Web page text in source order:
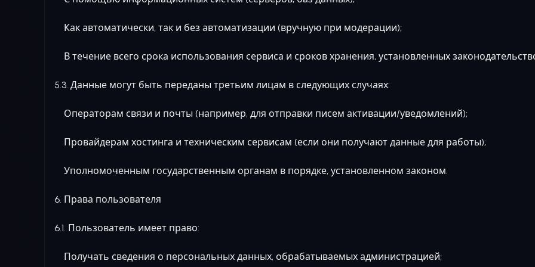
Как автоматически, так и без автоматизации (вручную при модерации);
В течение всего срока использования сервиса и сроков хранения, установленных
5.3. Данные могут быть переданы третьим лицам в следующих случаях:
Операторам связи и почты (например, для отправки писем активации/уведомлений);
Провайдерам хостинга и техническим сервисам (если они получают данные для работы);
Уполномоченным государственным органам в порядке, установленном законом.
6. Права пользователя
6.1. Пользователь имеет право:
Получать сведения о персональных данных, обрабатываемых администрацией;